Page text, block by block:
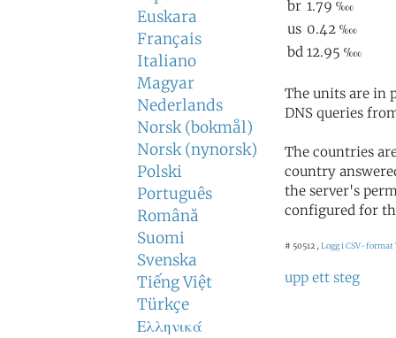
Euskara
Français
Italiano
Magyar
Nederlands
Norsk (bokmål)
Norsk (nynorsk)
Polski
Português
Română
Suomi
Svenska
Tiếng Việt
Türkçe
Ελληνικά
The units are in
DNS queries
The countries
country
the server's
configured for
# 50512 , Logg i CSV-format
upp ett steg